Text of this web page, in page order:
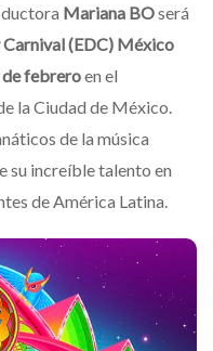
Mariana BOserá
(EDC) México
de febreroen el
la Ciudad de México.
de la música
su increíble talento en
de América Latina.